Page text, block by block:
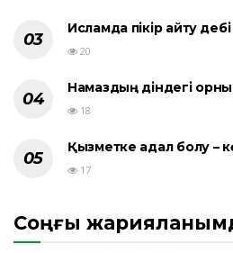
Исламда пікір айту
20
Намаздың діндегі орны
18
Қызметке адал болу –
17
Соңғы